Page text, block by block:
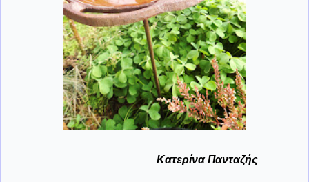
Κατερίνα Πανταζής